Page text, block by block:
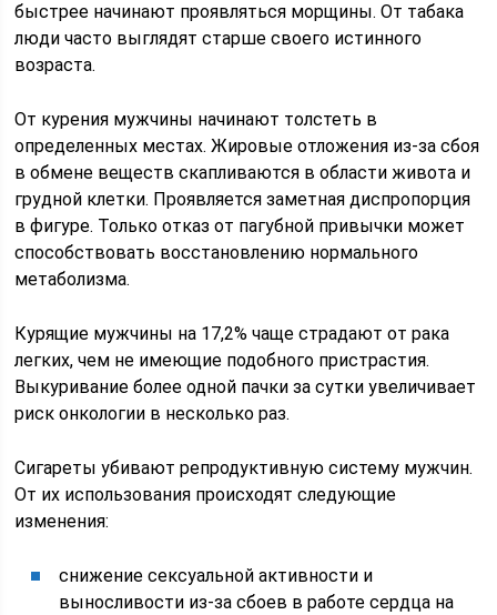
быстрее начинают проявляться морщины. От табака
люди часто выглядят старше своего истинного
возраста.
От курения мужчины начинают толстеть в
определенных местах. Жировые отложения из-за сбоя
в обмене веществ скапливаются в области живота и
грудной клетки. Проявляется заметная диспропорция
в фигуре. Только отказ от пагубной привычки может
способствовать восстановлению нормального
метаболизма.
Курящие мужчины на 17,2% чаще страдают от рака
легких, чем не имеющие подобного пристрастия.
Выкуривание более одной пачки за сутки увеличивает
риск онкологии в несколько раз.
Сигареты убивают репродуктивную систему мужчин.
От их использования происходят следующие
изменения:
снижение сексуальной активности и
выносливости из-за сбоев в работе сердца на